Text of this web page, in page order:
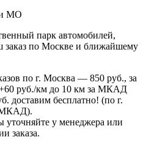
и МО
парк автомобилей,
заказ по Москве и ближайшему
по г. Москва — 850 руб., за
руб./км до 10 км за МКАД
доставим бесплатно! (по г.
МКАД).
у менеджера или
заказа.